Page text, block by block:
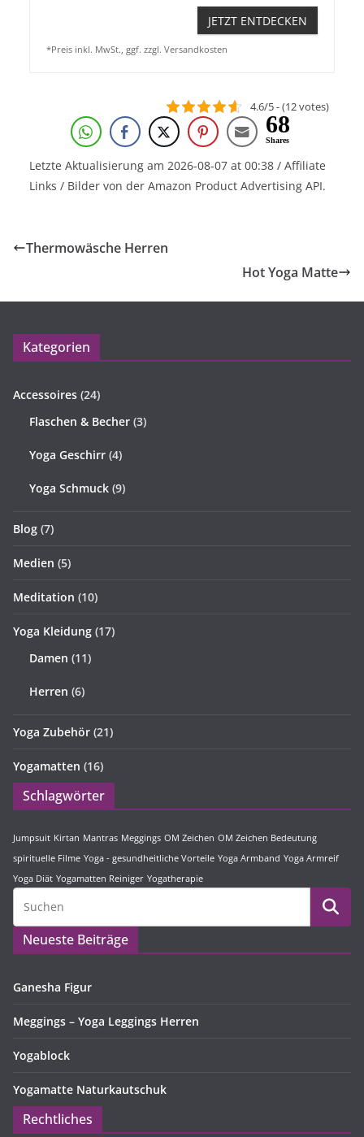
JETZT ENTDECKEN
*Preis inkl. MwSt., ggf. zzgl. Versandkosten
4.6/5 - (12 votes)
68
Shares
Letzte Aktualisierung am 2026-08-07 at 00:38 / Affiliate
Links / Bilder von der Amazon Product Advertising API.
Thermowäsche Herren
Hot Yoga Matte
Kategorien
Accessoires (24)
Flaschen & Becher (3)
Yoga Geschirr (4)
Yoga Schmuck (9)
Blog (7)
Medien (5)
Meditation (10)
Yoga Kleidung (17)
Damen (11)
Herren (6)
Yoga Zubehör (21)
Yogamatten (16)
Schlagwörter
Jumpsuit Kirtan Mantras Meggings OM Zeichen OM Zeichen Bedeutung
spirituelle Filme Yoga - gesundheitliche Vorteile Yoga Armband Yoga Armreif
Yoga Diät Yogamatten Reiniger Yogatherapie
Neueste Beiträge
Ganesha Figur
Meggings – Yoga Leggings Herren
Yogablock
Yogamatte Naturkautschuk
Rechtliches